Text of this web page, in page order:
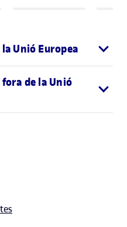
Unió Europea
de la Unió